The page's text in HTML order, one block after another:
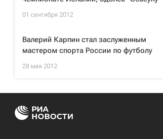
01 сентября 2012
Валерий Карпин стал заслуженным
мастером спорта России по футболу
28 мая 2012